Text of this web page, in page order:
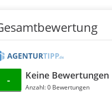
- Keine Bewertungen
Anzahl: 0 Bewertungen